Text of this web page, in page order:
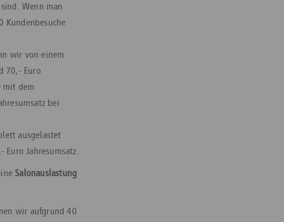
Wenn man
wir von einem
70,- Euro
mit dem
bei
ausgelastet
Euro Jahresumsatz.
Salonauslastung
wir aufgrund 40